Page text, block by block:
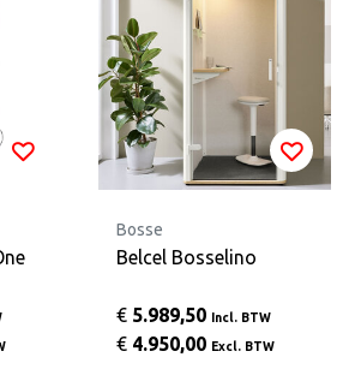
Bosse
Belcel Bosselino
€ 5.989,50 Incl. BTW
€ 4.950,00 Excl. BTW